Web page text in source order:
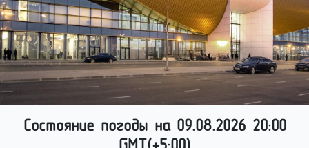
Состояние погоды на 09.08.2026 20:00
GMT(+5:00)